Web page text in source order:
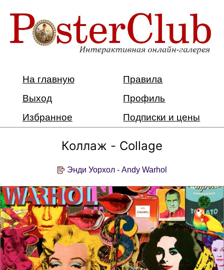
На главную
Правила
Выход
Профиль
Избранное
Подписки и цены
Коллаж - Collage
Энди Уорхол - Andy Warhol